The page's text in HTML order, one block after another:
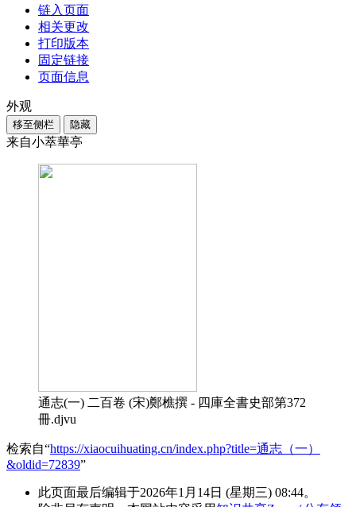
链入页面
相关更改
打印版本
固定链接
页面信息
外观
移至侧栏 隐藏
来自小萃華亭
通志(一) 二百卷 (宋)鄭樵撰 - 四庫全書史部第372
冊.djvu
检索自“https://xiaocuihuating.cn/index.php?title=通志（一）
&oldid=72839”
此页面最后编辑于2026年1月14日 (星期三) 08:44。